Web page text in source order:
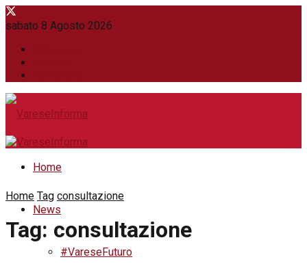
sabato 8 Agosto 2026
Home
News
#VareseFuturo
Home Tag consultazione
Tag: consultazione